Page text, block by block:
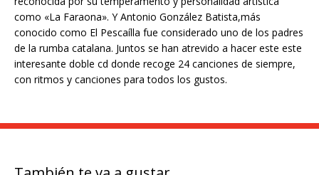
como «La Faraona». Y Antonio González Batista,más
conocido como El Pescaílla fue considerado uno de los padres
de la rumba catalana. Juntos se han atrevido a hacer este este
interesante doble cd donde recoge 24 canciones de siempre,
con ritmos y canciones para todos los gustos.